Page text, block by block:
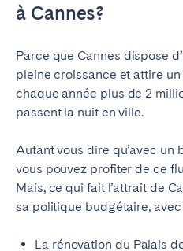
à Cannes?
Parce que Cannes dispose
pleine croissance et attire
chaque année plus de 2
passent la nuit en ville.
Autant vous dire qu’avec un
vous pouvez profiter de ce
Mais, ce qui fait l’attrait de
sa politique budgétaire, avec
La rénovation du Palais